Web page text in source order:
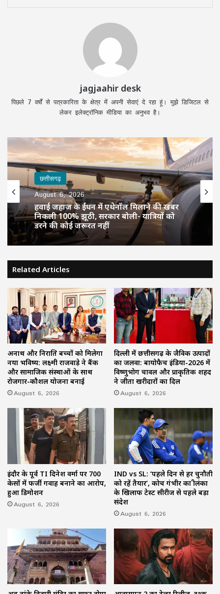
jagjaahir desk
पिछले 7 वर्षों से पत्रकारिता के क्षेत्र में अपनी सेवाएं दे रहा हूं। मुझे डिजिटल से
लेकर इलेक्ट्रॉनिक मीडिया का अनुभव है।
छत्तीसगढ़
August 6, 2026
हवाई जहाज के ईंधन में एथेनॉल मिलाने की खबर
निकली 100% झूठी, सरकार बोली- यात्रियों को
डरने की कोई जरूरत नहीं
Related Articles
अनाथ और निराश्रित बच्चों को मिलेगा
नया भविष्य: लक्ष्मी राजवाड़े ने बैंक
और सामाजिक संस्थाओं के साथ
रोजगार-कौशल योजना बनाई
August 6, 2026
दिल्ली में छत्तीसगढ़ के जैविक उत्पादों
का जलवा: बायोफैच इंडिया-2026 में
विष्णुभोग चावल और प्राकृतिक शहद
ने जीता खरीदारों का दिल
August 6, 2026
इंदौर के पूर्व TI दिनेश वर्मा पर 700
केसों में फर्जी गवाह बनाने का आरोप,
हुआ डिमोशन
August 6, 2026
IND vs SL: ‘पहले दिन से हर चुनौती
को रहें तैयार’, कोच गंभीर का श्रीलंका
के खिलाफ टेस्ट सीरीज से पहले बड़ा
संदेश
August 6, 2026